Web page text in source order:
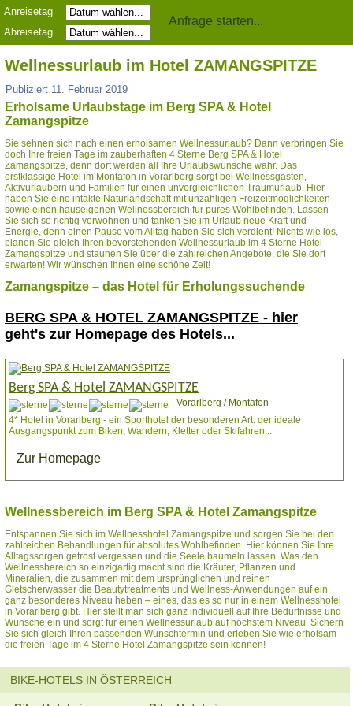
Anreisetag
Abreisetag
Wellnessurlaub im Hotel ZAMANGSPITZE
Publiziert 11. Februar 2019
Erholsame Urlaubstage im Berg SPA & Hotel
Zamangspitze
Sie sehnen sich nach einen erholsamen Wellnessurlaub? Dann verbringen Sie
doch Ihre freien Tage im zauberhaften 4 Sterne Berg SPA & Hotel
Zamangspitze, denn dort werden all Ihre Urlaubswünsche wahr. Das
erstklassige Hotel im Montafon in Vorarlberg sorgt bei Wellnessgästen,
Aktivurlaubern und Familien für einen unvergleichlichen Traumurlaub. Hier
haben Sie eine intakte Naturlandschaft mit unzähligen Freizeitmöglichkeiten
sowie einen hauseigenen Wellnessbereich für pures Wohlbefinden. Lassen
Sie sich so richtig verwöhnen und tanken Sie im Urlaub neue Kraft und
Energie, denn einen Pause vom Alltag haben Sie sich verdient! Nichts wie los,
planen Sie gleich Ihren bevorstehenden Wellnessurlaub im 4 Sterne Hotel
Zamangspitze und staunen Sie über die zahlreichen Angebote, die Sie dort
erwarten! Wir wünschen Ihnen eine schöne Zeit!
Zamangspitze – das Hotel für Erholungssuchende
BERG SPA & HOTEL ZAMANGSPITZE - hier
geht's zur Homepage des Hotels...
Berg SPA & Hotel ZAMANGSPITZE
Vorarlberg / Montafon
4* Hotel in Vorarlberg - ein Sporthotel der besonderen Art: der ideale
Ausgangspunkt zum Biken, Wandern, Kletter oder Skifahren...
Zur Homepage
Wellnessbereich im Berg SPA & Hotel Zamangspitze
Entspannen Sie sich im Wellnesshotel Zamangspitze und sorgen Sie bei den
zahlreichen Behandlungen für absolutes Wohlbefinden. Hier können Sie Ihre
Alltagssorgen getrost vergessen und die Seele baumeln lassen. Was den
Wellnessbereich so einzigartig macht sind die Kräuter, Pflanzen und
Mineralien, die zusammen mit dem ursprünglichen und reinen
Gletscherwasser die Beautytreatments und Wellness-Anwendungen auf ein
ganz besonderes Niveau heben – eines, das es so nur in einem Wellnesshotel
in Vorarlberg gibt. Hier stellt man sich ganz individuell auf Ihre Bedürfnisse und
Wünsche ein und sorgt für einen Wellnessurlaub auf höchstem Niveau. Sichern
Sie sich gleich Ihren passenden Wunschtermin und erleben Sie wie erholsam
die freien Tage im 4 Sterne Hotel Zamangspitze sein können!
BIKE-HOTELS IN ÖSTERREICH